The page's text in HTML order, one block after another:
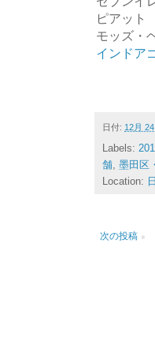
ピアット
モッズ・
インドア
日付: 12月
Labels:
舗, 墨田区
Location:
次の投稿